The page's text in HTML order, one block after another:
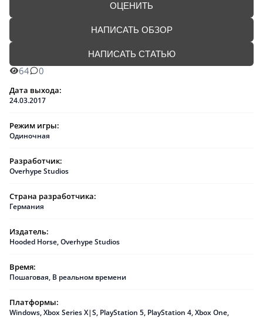
ОЦЕНИТЬ
НАПИСАТЬ ОБЗОР
НАПИСАТЬ СТАТЬЮ
64 0
Дата выхода:
24.03.2017
Режим игры:
Одиночная
Разработчик:
Overhype Studios
Страна разработчика:
Германия
Издатель:
Hooded Horse,Overhype Studios
Время:
Пошаговая, В реальном времени
Платформы:
Windows,Xbox Series X|S, PlayStation 5, PlayStation 4,Xbox One,